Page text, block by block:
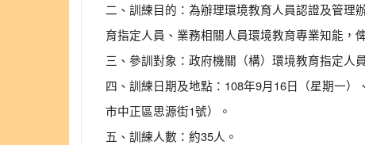
二、訓練目的：為辦理環境教育人員認證及管理
育指定人員、業務相關人員環境教育專業知能，
三、參訓對象：政府機關（構）環境教育指定人
四、訓練日期及地點：108年9月16日（星期一
市中正區思源街1號）。
五、訓練人數：約35人。